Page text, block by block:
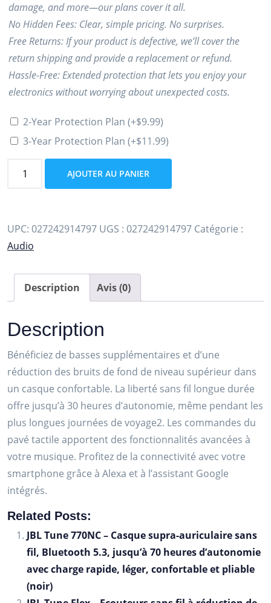
damage, and more—our plans cover it all.
No Hidden Fees: Clear, simple pricing. No surprises.
Free Returns: If your product is defective, we’ll cover the
return shipping and provide a replacement or refund.
Hassle-Free: Extended protection that lets you enjoy your
electronics without worrying about unexpected costs.
2-Year Protection Plan (+$9.99)
3-Year Protection Plan (+$11.99)
auriculaire
sans
réduction
bruit
Sony
WH-
XB900N
-
Noir
AJOUTER AU PANIER
UPC: 027242914797 UGS : 027242914797 Catégorie :
Audio
Description Avis (0)
Description
Bénéficiez de basses supplémentaires et d’une
réduction des bruits de fond de niveau supérieur dans
un casque confortable. La liberté sans fil longue durée
offre jusqu’à 30 heures d’autonomie, même pendant les
plus longues journées de voyage2. Les commandes du
pavé tactile apportent des fonctionnalités avancées à
votre musique. Profitez de la connectivité avec votre
smartphone grâce à Alexa et à l’assistant Google
intégrés.
Related Posts:
JBL Tune 770NC – Casque supra-auriculaire sans
fil, Bluetooth 5.3, jusqu’à 70 heures d’autonomie
avec charge rapide, léger, confortable et pliable
(noir)